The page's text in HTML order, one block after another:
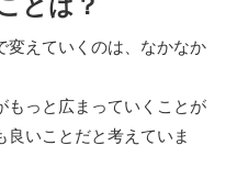
とは？
変えていくのは、なかなか
もっと広まっていくことが
良いことだと考えていま